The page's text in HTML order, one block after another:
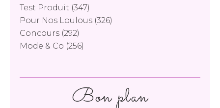
Test Produit (347)
Pour Nos Loulous (326)
Concours (292)
Mode & Co (256)
Bon plan